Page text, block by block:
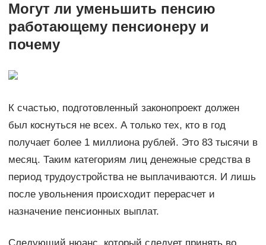
Могут ли уменьшить пенсию
работающему пенсионеру и
почему
К счастью, подготовленный законопроект должен
был коснуться не всех. А только тех, кто в год
получает более 1 миллиона рублей. Это 83 тысячи в
месяц. Таким категориям лиц денежные средства в
период трудоустройства не выплачиваются. И лишь
после увольнения происходит перерасчет и
назначение пенсионных выплат.